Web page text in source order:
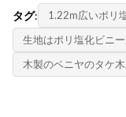
Color:
さまざまでカスタマ
Style:
製品モデル:
1220*2440*5mm/
証明書:
ISO9001
交渉する
単価:
Negotiate
タグ:
1.22m広いポリ
生地はポリ塩化ビニ
木製のベニヤのタケ